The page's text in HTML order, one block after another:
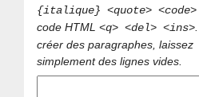
{italique} <quote> <code>
code HTML<q> <del> <ins>
créer des paragraphes, laissez
simplement des lignes vides.